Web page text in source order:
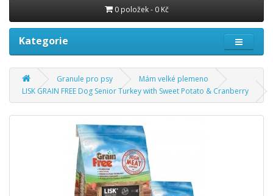
0 položek - 0 Kč
Kategorie
Granule pro psy
Mám velké plemeno
LISK GRAIN FREE Dog Senior Turkey with Sweet Potato & Cranberry